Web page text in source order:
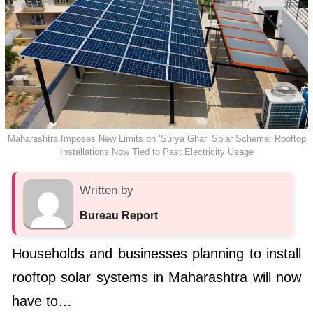
Maharashtra Imposes New Limits on ‘Surya Ghar’ Solar Scheme: Rooftop
Installations Now Tied to Past Electricity Usage
Written by
Bureau Report
Households and businesses planning to install
rooftop solar systems in Maharashtra will now
have to…